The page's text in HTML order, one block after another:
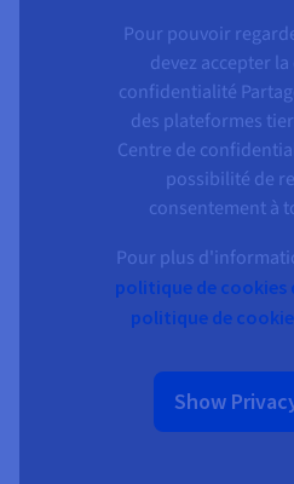
Pour pouvoir
devez accepter
confidentialité
des plateformes
Centre de
possibilité de
consentement à
Pour plus
politique de cookies
politique de
Show